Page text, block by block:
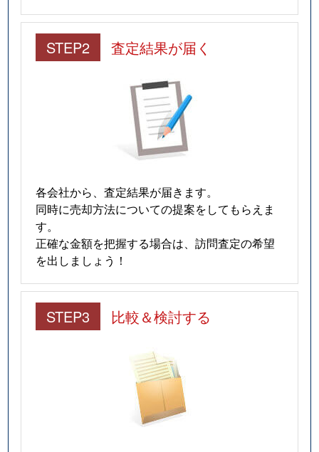
STEP2 査定結果が届く
各会社から、査定結果が届きます。
同時に売却方法についての提案をしてもらえま
す。
正確な金額を把握する場合は、訪問査定の希望
を出しましょう！
STEP3 比較＆検討する